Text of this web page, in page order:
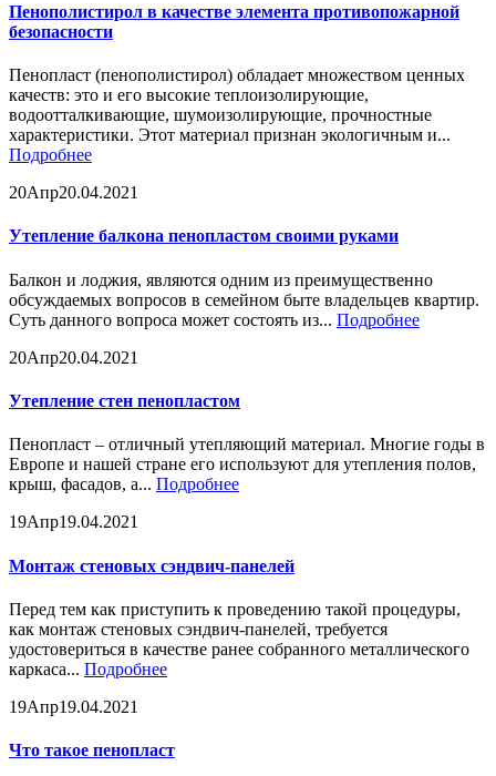
Пенополистирол в качестве элемента противопожарной
безопасности
Пенопласт (пенополистирол) обладает множеством ценных
качеств: это и его высокие теплоизолирующие,
водоотталкивающие, шумоизолирующие, прочностные
характеристики. Этот материал признан экологичным и...
Подробнее
20Апр20.04.2021
Утепление балкона пенопластом своими руками
Балкон и лоджия, являются одним из преимущественно
обсуждаемых вопросов в семейном быте владельцев квартир.
Суть данного вопроса может состоять из... Подробнее
20Апр20.04.2021
Утепление стен пенопластом
Пенопласт – отличный утепляющий материал. Многие годы в
Европе и нашей стране его используют для утепления полов,
крыш, фасадов, а... Подробнее
19Апр19.04.2021
Монтаж стеновых сэндвич-панелей
Перед тем как приступить к проведению такой процедуры,
как монтаж стеновых сэндвич-панелей, требуется
удостовериться в качестве ранее собранного металлического
каркаса... Подробнее
19Апр19.04.2021
Что такое пенопласт